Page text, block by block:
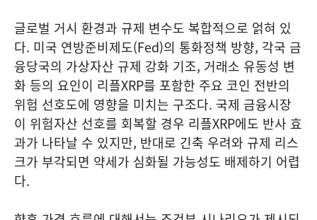
글로벌 거시 환경과 규제 변수도 복합적으로 얽혀 있
다. 미국 연방준비제도(Fed)의 통화정책 방향, 각국 금
융당국의 가상자산 규제 강화 기조, 거래소 유동성 변
화 등의 요인이 리플XRP를 포함한 주요 코인 전반의
위험 선호도에 영향을 미치는 구조다. 국제 금융시장
이 위험자산 선호를 회복할 경우 리플XRP에도 반사 효
과가 나타날 수 있지만, 반대로 긴축 우려와 규제 리스
크가 부각되면 약세가 심화될 가능성도 배제하기 어렵
다.